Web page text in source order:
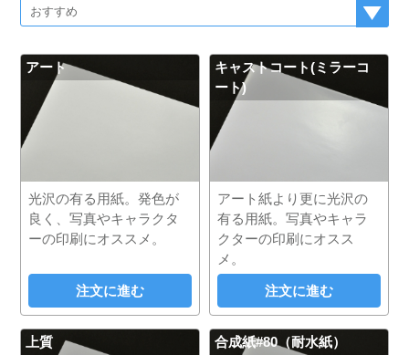
アート
光沢の有る用紙。発色が
良く、写真やキャラクタ
ーの印刷にオススメ。
注文に進む
キャストコート(ミラーコ
ート)
アート紙より更に光沢の
有る用紙。写真やキャラ
クターの印刷にオスス
メ。
注文に進む
上質 合成紙#80（耐水紙）